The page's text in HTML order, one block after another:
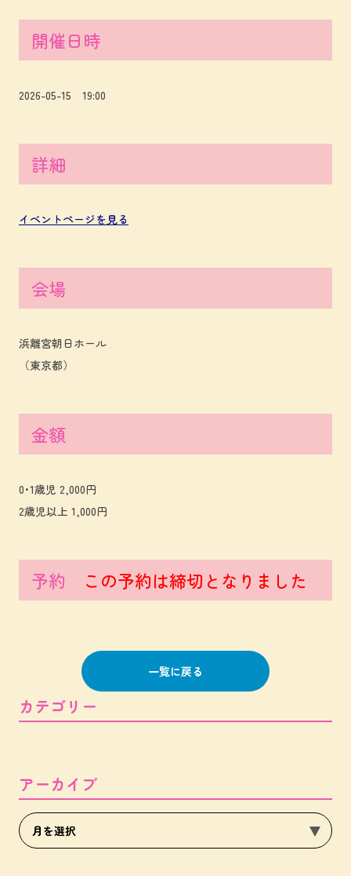
開催日時
2026-05-15 19:00
詳細
イベントページを見る
会場
浜離宮朝日ホール
（東京都）
金額
0･1歳児 2,000円
2歳児以上 1,000円
予約 この予約は締切となりました
一覧に戻る
カテゴリー
アーカイブ